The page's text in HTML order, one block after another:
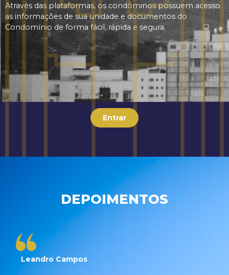
Através das plataformas, os condôminos possuem acesso
as informações de sua unidade e documentos do
Condomínio de forma fácil, rápida e segura.
Entrar
DEPOIMENTOS
Leandro Campos